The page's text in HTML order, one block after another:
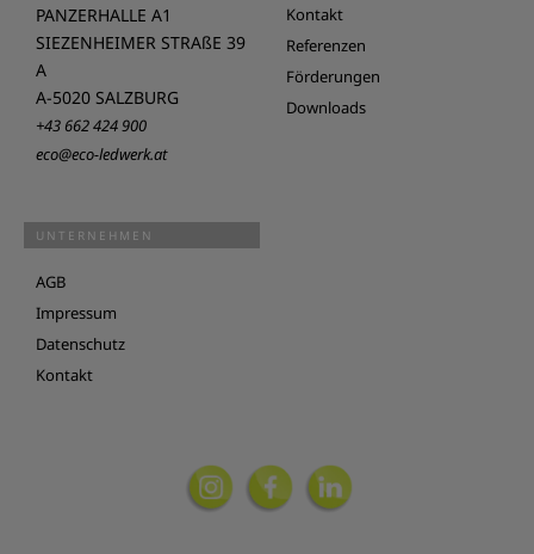
PANZERHALLE A1
SIEZENHEIMER STRAßE 39
A
A-5020 SALZBURG
+43 662 424 900
eco@eco-ledwerk.at
Kontakt
Referenzen
Förderungen
Downloads
UNTERNEHMEN
AGB
Impressum
Datenschutz
Kontakt